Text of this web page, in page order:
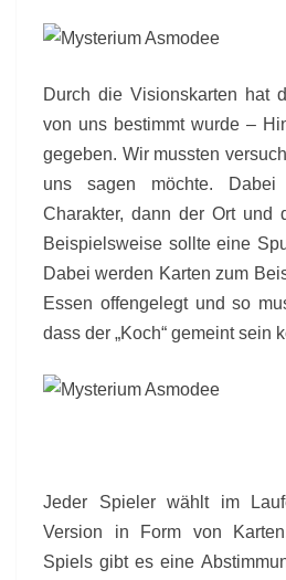
Durch die Visionskarten hat
von uns bestimmt wurde –
gegeben. Wir mussten
uns sagen möchte.
Charakter, dann der Ort und
Beispielsweise sollte eine
Dabei werden Karten zum
Essen offengelegt und so
dass der „Koch“ gemeint sein
Jeder Spieler wählt im
Version in Form von
Spiels gibt es eine